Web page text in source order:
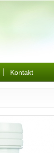
Kontakt